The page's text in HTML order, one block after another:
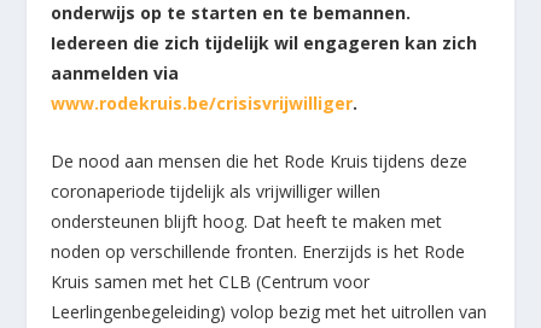
onderwijs op te starten en te bemannen.
Iedereen die zich tijdelijk wil engageren kan zich
aanmelden via
www.rodekruis.be/crisisvrijwilliger.
De nood aan mensen die het Rode Kruis tijdens deze
coronaperiode tijdelijk als vrijwilliger willen
ondersteunen blijft hoog. Dat heeft te maken met
noden op verschillende fronten. Enerzijds is het Rode
Kruis samen met het CLB (Centrum voor
Leerlingenbegeleiding) volop bezig met het uitrollen van